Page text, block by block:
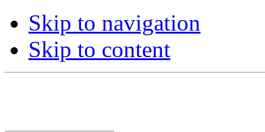
Skip to navigation
Skip to content